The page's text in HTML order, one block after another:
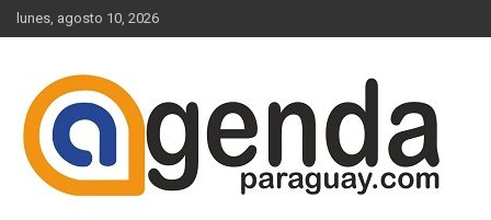
Saltar
al
lunes, agosto 10, 2026